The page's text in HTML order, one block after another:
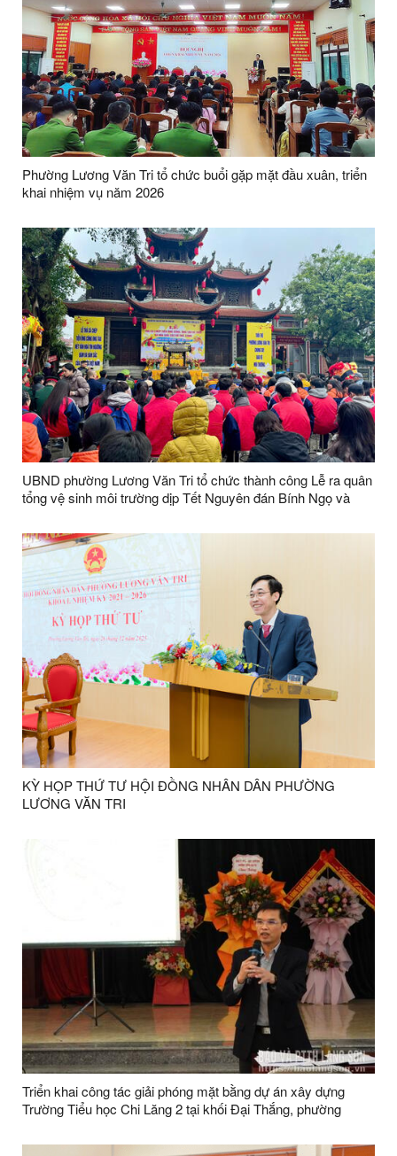
Phường Lương Văn Tri tổ chức buổi gặp mặt đầu xuân, triển
khai nhiệm vụ năm 2026
UBND phường Lương Văn Tri tổ chức thành công Lễ ra quân
tổng vệ sinh môi trường dịp Tết Nguyên đán Bính Ngọ và
2026.
KỲ HỌP THỨ TƯ HỘI ĐỒNG NHÂN DÂN PHƯỜNG
LƯƠNG VĂN TRI
Triển khai công tác giải phóng mặt bằng dự án xây dựng
Trường Tiểu học Chi Lăng 2 tại khối Đại Thắng, phường